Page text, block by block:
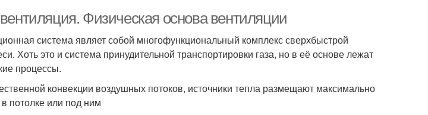
Физическая основа вентиляции
система являет собой многофункциональный комплекс сверхбыстрой
Хоть это и система принудительной транспортировки газа, но в её основе лежат
процессы.
конвекции воздушных потоков, источники тепла размещают максимально
потолке или под ним